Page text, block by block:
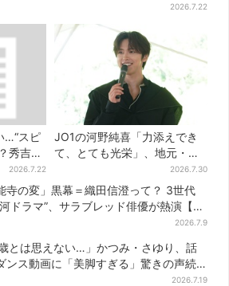
2026.7.22
…“スピ
秀吉が
【豊臣
2026.7.22
JO1の河野純喜「力添えでき
て、とても光栄」、地元・奈
良へ凱旋！学生時代の思い出
エピソードも
2026.7.30
寺の変」黒幕＝織田信澄って？ 3世代
ドラマ”、サラブレッド俳優が熱演【豊
2026.7.9
歳とは思えない…」かつみ・さゆり、話
ンス動画に「美脚すぎる」驚きの声続
2026.7.19